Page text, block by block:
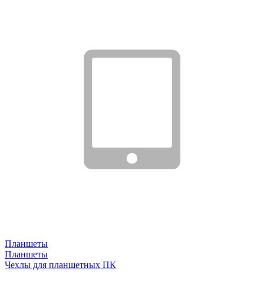
Планшеты
Планшеты
Чехлы для планшетных ПК